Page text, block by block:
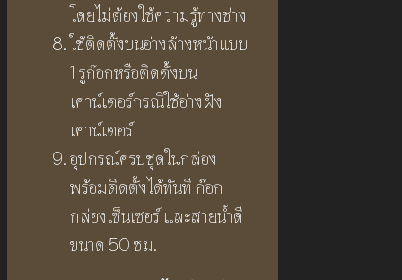
โดยไม่ต้องใช้ความรู้ทางช่าง
ใช้ติดตั้งบนอ่างล้างหน้าแบบ
1 รูก๊อกหรือติดตั้งบน
เคาน์เตอร์กรณีใช้อ่างฝัง
เคาน์เตอร์
อุปกรณ์ครบชุดในกล่อง
พร้อมติดตั้งได้ทันที ก๊อก
กล่องเซ็นเซอร์ และสายน้ำดี
ขนาด 50 ซม.